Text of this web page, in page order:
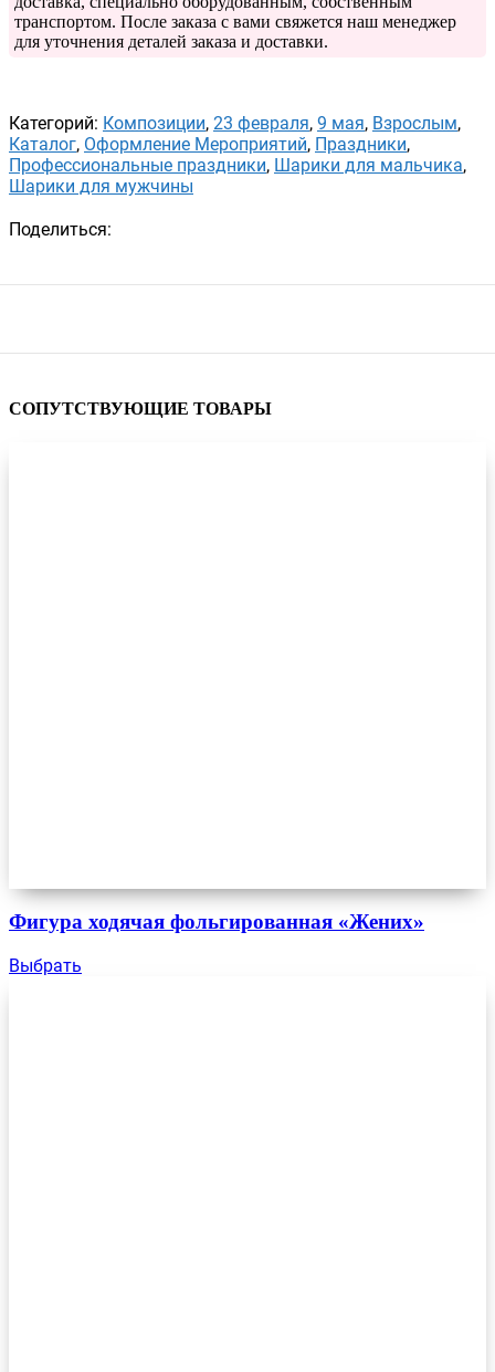
транспортом. После заказа с вами свяжется наш менеджер
для уточнения деталей заказа и доставки.
Категорий: Композиции, 23 февраля, 9 мая, Взрослым,
Каталог, Оформление Мероприятий, Праздники,
Профессиональные праздники, Шарики для мальчика,
Шарики для мужчины
Поделиться:
СОПУТСТВУЮЩИЕ ТОВАРЫ
Фигура ходячая фольгированная «Жених»
Выбрать